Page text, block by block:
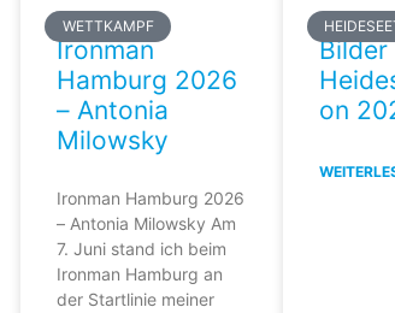
WETTKAMPF
Ironman
Hamburg 2026
– Antonia
Milowsky
Ironman Hamburg 2026
– Antonia Milowsky Am
7. Juni stand ich beim
Ironman Hamburg an
der Startlinie meiner
Bilder
on